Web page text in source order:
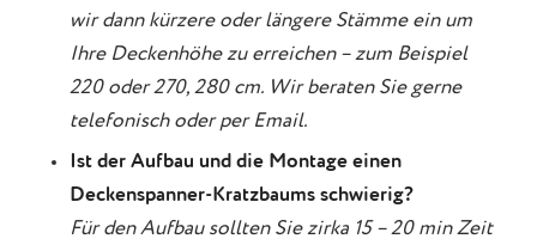
wir dann kürzere oder längere Stämme ein um
Ihre Deckenhöhe zu erreichen – zum Beispiel
220 oder 270, 280 cm. Wir beraten Sie gerne
telefonisch oder per Email.
Ist der Aufbau und die Montage einen
Deckenspanner-Kratzbaums schwierig?
Für den Aufbau sollten Sie zirka 15 – 20 min Zeit